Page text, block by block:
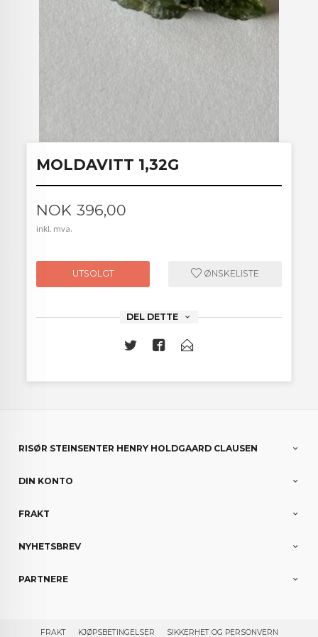
MOLDAVITT 1,32G
Pris
NOK 396,00
inkl. mva.
UTSOLGT ØNSKELISTE
DEL DETTE
RISØR STEINSENTER HENRY HOLDGAARD CLAUSEN
DIN KONTO
FRAKT
NYHETSBREV
PARTNERE
FRAKT KJØPSBETINGELSER SIKKERHET OG PERSONVERN